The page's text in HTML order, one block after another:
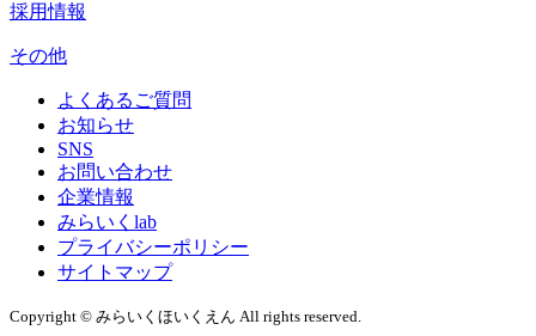
採用情報
その他
よくあるご質問
お知らせ
SNS
お問い合わせ
企業情報
みらいくlab
プライバシーポリシー
サイトマップ
Copyright © みらいくほいくえん All rights reserved.